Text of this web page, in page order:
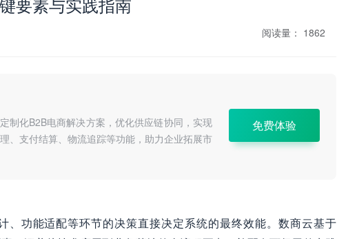
阅读量： 1862
制化B2B电商解决方案，优化供应链协同，实现
、支付结算、物流追踪等功能，助力企业拓展市
免费体验
、功能适配等环节的决策直接决定系统的最终效能。数商云基于